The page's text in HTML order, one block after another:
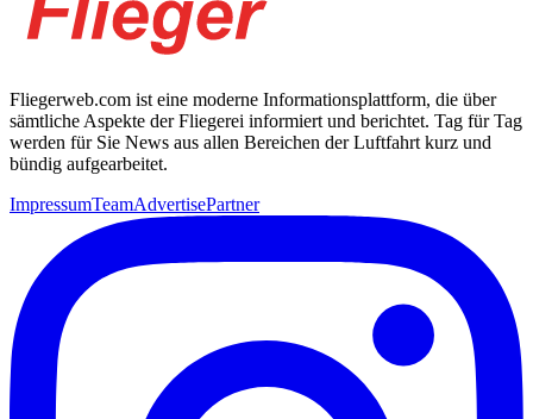
Fliegerweb.com ist eine moderne Informationsplattform, die über
sämtliche Aspekte der Fliegerei informiert und berichtet. Tag für Tag
werden für Sie News aus allen Bereichen der Luftfahrt kurz und
bündig aufgearbeitet.
ImpressumTeamAdvertisePartner